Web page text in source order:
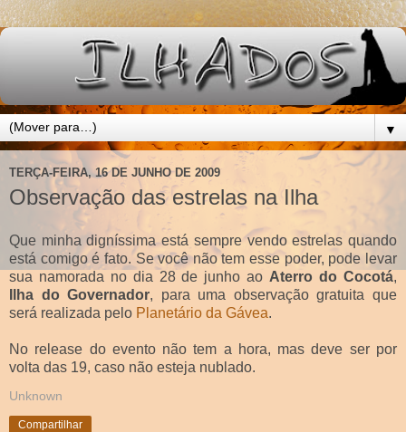
▼
TERÇA-FEIRA, 16 DE JUNHO DE 2009
Observação das estrelas na Ilha
Que minha digníssima está sempre vendo estrelas quando
está comigo é fato. Se você não tem esse poder, pode levar
sua namorada no dia 28 de junho ao Aterro do Cocotá,
Ilha do Governador, para uma observação gratuita que
será realizada pelo Planetário da Gávea.
No release do evento não tem a hora, mas deve ser por
volta das 19, caso não esteja nublado.
Unknown
Compartilhar